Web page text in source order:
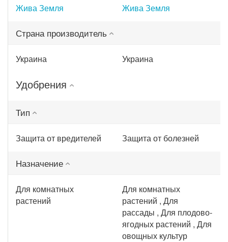
Жива Земля Жива Земля
Страна производитель
Украина Украина
Удобрения
Тип
Защита от вредителей Защита от болезней
Назначение
Для комнатных
растений
Для комнатных
растений , Для
рассады , Для плодово-
ягодных растений , Для
овощных культур